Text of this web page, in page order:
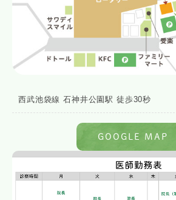
西武池袋線 石神井公園駅 徒歩30秒
GOOGLE MAP